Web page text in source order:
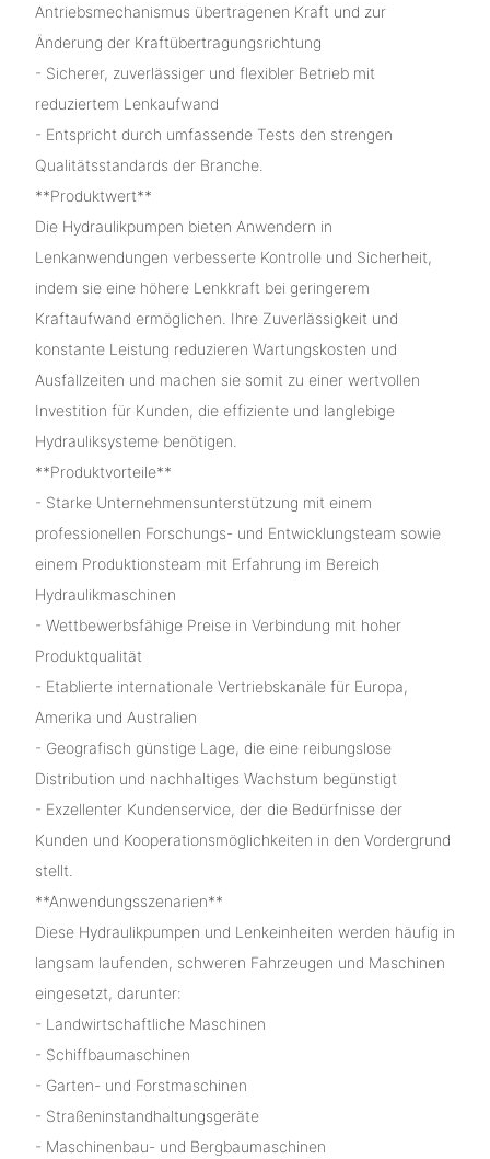
Antriebsmechanismus übertragenen Kraft und zur
Änderung der Kraftübertragungsrichtung
- Sicherer, zuverlässiger und flexibler Betrieb mit
reduziertem Lenkaufwand
- Entspricht durch umfassende Tests den strengen
Qualitätsstandards der Branche.
**Produktwert**
Die Hydraulikpumpen bieten Anwendern in
Lenkanwendungen verbesserte Kontrolle und Sicherheit,
indem sie eine höhere Lenkkraft bei geringerem
Kraftaufwand ermöglichen. Ihre Zuverlässigkeit und
konstante Leistung reduzieren Wartungskosten und
Ausfallzeiten und machen sie somit zu einer wertvollen
Investition für Kunden, die effiziente und langlebige
Hydrauliksysteme benötigen.
**Produktvorteile**
- Starke Unternehmensunterstützung mit einem
professionellen Forschungs- und Entwicklungsteam sowie
einem Produktionsteam mit Erfahrung im Bereich
Hydraulikmaschinen
- Wettbewerbsfähige Preise in Verbindung mit hoher
Produktqualität
- Etablierte internationale Vertriebskanäle für Europa,
Amerika und Australien
- Geografisch günstige Lage, die eine reibungslose
Distribution und nachhaltiges Wachstum begünstigt
- Exzellenter Kundenservice, der die Bedürfnisse der
Kunden und Kooperationsmöglichkeiten in den Vordergrund
stellt.
**Anwendungsszenarien**
Diese Hydraulikpumpen und Lenkeinheiten werden häufig in
langsam laufenden, schweren Fahrzeugen und Maschinen
eingesetzt, darunter:
- Landwirtschaftliche Maschinen
- Schiffbaumaschinen
- Garten- und Forstmaschinen
- Straßeninstandhaltungsgeräte
- Maschinenbau- und Bergbaumaschinen